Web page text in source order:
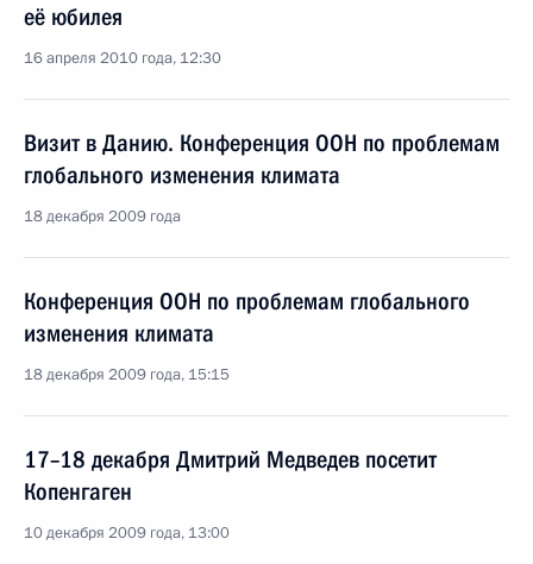
её юбилея
16 апреля 2010 года, 12:30
Визит в Данию. Конференция ООН по проблемам
глобального изменения климата
18 декабря 2009 года
Конференция ООН по проблемам глобального
изменения климата
18 декабря 2009 года, 15:15
17–18 декабря Дмитрий Медведев посетит
Копенгаген
10 декабря 2009 года, 13:00